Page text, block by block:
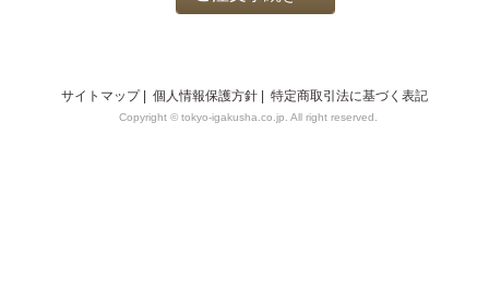
サイトマップ| 個人情報保護方針 特定商取引法に基づく表記
Copyright © tokyo-igakusha.co.jp. All right reserved.